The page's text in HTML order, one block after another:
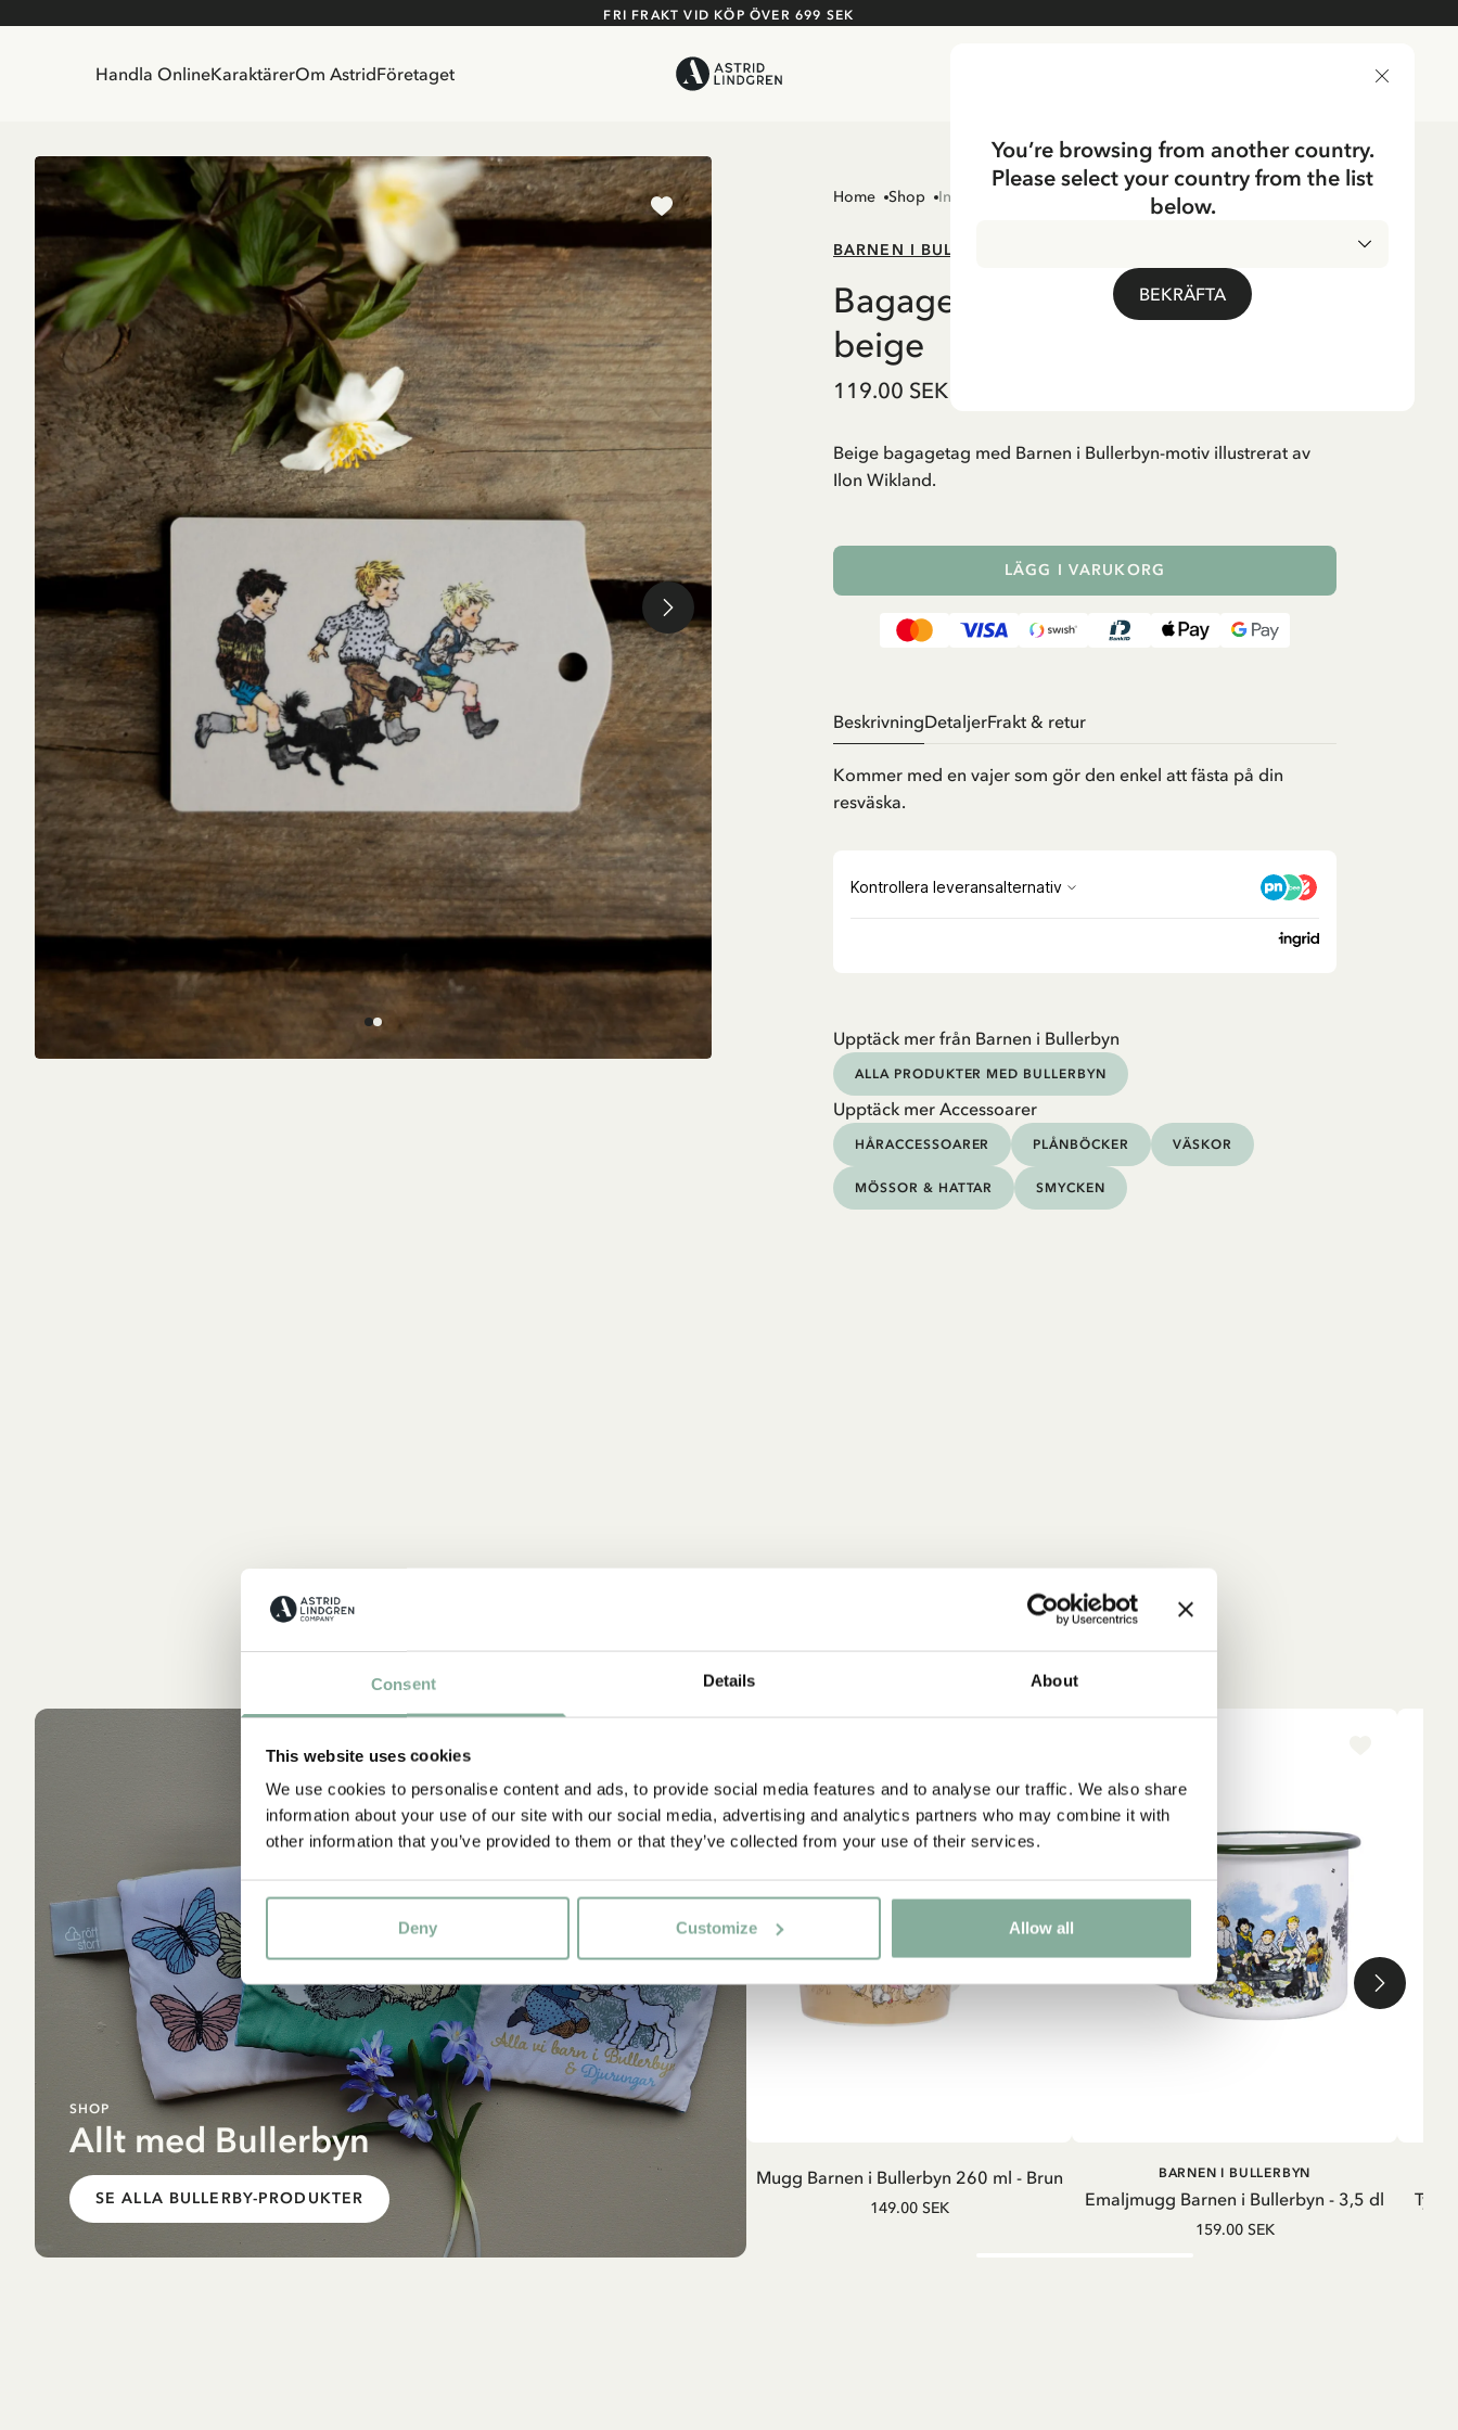
Consent Details About
This website uses cookies
We use cookies to personalise content and ads, to provide social media features and to analyse our traffic. We also share
information about your use of our site with our social media, advertising and analytics partners who may combine it with
other information that you’ve provided to them or that they’ve collected from your use of their services.
Deny Customize Allow all
FRI FRAKT VID KÖP ÖVER 699 SEK
Handla OnlineKaraktärerOm AstridFöretaget
Home Shop Inredning
BARNEN I BULLERBYN
Bagagetag Barnen i Bullerbyn -
beige
119.00 SEK
Beige bagagetag med Barnen i Bullerbyn-motiv illustrerat av
Ilon Wikland.
LÄGG I VARUKORG
BeskrivningDetaljerFrakt & retur
Kommer med en vajer som gör den enkel att fästa på din
resväska.
Upptäck mer från Barnen i Bullerbyn
ALLA PRODUKTER MED BULLERBYN
Upptäck mer Accessoarer
HÅRACCESSOARER PLÅNBÖCKER VÄSKOR
MÖSSOR & HATTAR SMYCKEN
SHOP
Allt med Bullerbyn
SE ALLA BULLERBY-PRODUKTER
LÄGG I VARUKORG
Mugg Barnen i Bullerbyn 260 ml - Brun
149.00 SEK
LÄGG I VARUKORG
Emaljmugg Barnen i Bullerbyn - 3,5 dl
BARNEN I BULLERBYN
159.00 SEK
You’re browsing from another country.
Please select your country from the list
below.
BEKRÄFTA
Prenumerera på vårt nyhetsbrev - få 10% rabatt
erbjudanden och fakta om Astrid Lindgren. Dessutom får du 10%
Ja, jag accepterarvillkoren.